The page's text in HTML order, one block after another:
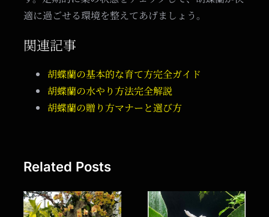
適に過ごせる環境を整えてあげましょう。
関連記事
胡蝶蘭の基本的な育て方完全ガイド
胡蝶蘭の水やり方法完全解説
胡蝶蘭の贈り方マナーと選び方
Related Posts